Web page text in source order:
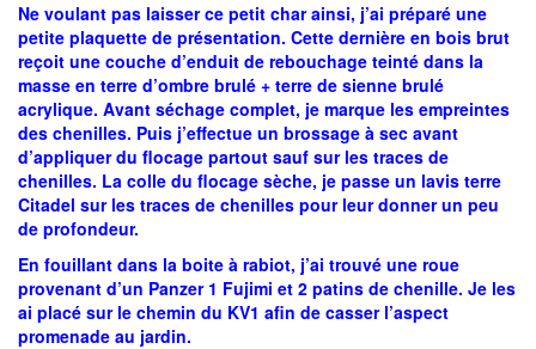
Ne voulant pas laisser ce petit char ainsi, j’ai préparé une
petite plaquette de présentation. Cette dernière en bois brut
reçoit une couche d’enduit de rebouchage teinté dans la
masse en terre d’ombre brulé + terre de sienne brulé
acrylique. Avant séchage complet, je marque les empreintes
des chenilles. Puis j’effectue un brossage à sec avant
d’appliquer du flocage partout sauf sur les traces de
chenilles. La colle du flocage sèche, je passe un lavis terre
Citadel sur les traces de chenilles pour leur donner un peu
de profondeur.
En fouillant dans la boite à rabiot, j’ai trouvé une roue
provenant d’un Panzer 1 Fujimi et 2 patins de chenille. Je les
ai placé sur le chemin du KV1 afin de casser l’aspect
promenade au jardin.